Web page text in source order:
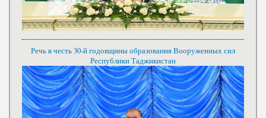
Речь в честь 30-й годовщины образования Вооруженных сил
Республики Таджикистан